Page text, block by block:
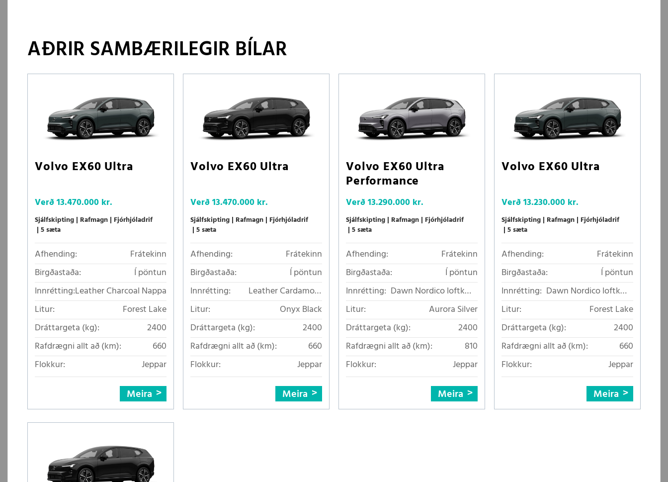
AÐRIR SAMBÆRILEGIR BÍLAR
Volvo EX60 Ultra
Verð13.470.000 kr.
Sjálfskipting Rafmagn Fjórhjóladrif
5 sæta
Afhending:
Frátekinn
Birgðastaða:
Í pöntun
Innrétting:Leather Charcoal Nappa
Litur:
Forest Lake
Dráttargeta (kg):
2400
Rafdrægni allt að (km):
660
Flokkur:
Jeppar
Meira
Volvo EX60 Ultra
Verð13.470.000 kr.
Sjálfskipting Rafmagn Fjórhjóladrif
5 sæta
Afhending:
Frátekinn
Birgðastaða:
Í pöntun
Innrétting:
Leather Cardamom
Nappa
Litur:
Onyx Black
Dráttargeta (kg):
2400
Rafdrægni allt að (km):
660
Flokkur:
Jeppar
Meira
Volvo EX60 Ultra
Performance
Verð13.290.000 kr.
Sjálfskipting Rafmagn Fjórhjóladrif
5 sæta
Afhending:
Frátekinn
Birgðastaða:
Í pöntun
Innrétting: Dawn Nordico loftkælt
áklæði
Litur:
Aurora Silver
Dráttargeta (kg):
2400
Rafdrægni allt að (km):
810
Flokkur:
Jeppar
Meira
Volvo EX60 Ultra
Verð13.230.000 kr.
Sjálfskipting Rafmagn Fjórhjóladrif
5 sæta
Afhending:
Frátekinn
Birgðastaða:
Í pöntun
Innrétting: Dawn Nordico loftkælt
áklæði
Litur:
Forest Lake
Dráttargeta (kg):
2400
Rafdrægni allt að (km):
660
Flokkur:
Jeppar
Meira